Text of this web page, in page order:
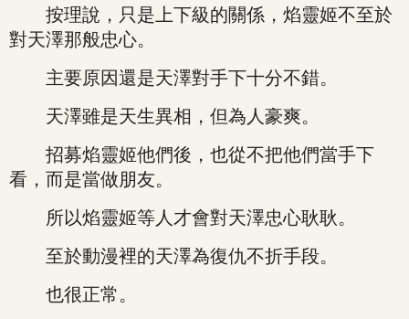
按理說，只是上下級的關係，焰靈姬不至於
對天澤那般忠心。
主要原因還是天澤對手下十分不錯。
天澤雖是天生異相，但為人豪爽。
招募焰靈姬他們後，也從不把他們當手下
看，而是當做朋友。
所以焰靈姬等人才會對天澤忠心耿耿。
至於動漫裡的天澤為復仇不折手段。
也很正常。